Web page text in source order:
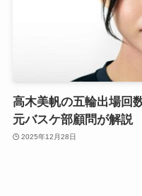
高木美帆の五輪出場回
元バスケ部顧問が解説
2025年12月28日